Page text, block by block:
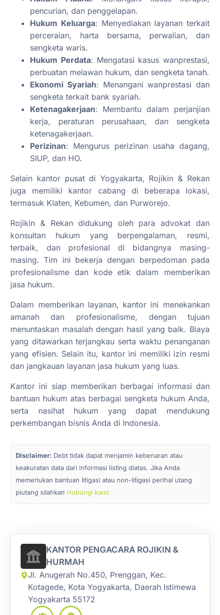
pencurian, dan penggelapan.
Hukum Keluarga: Menyediakan layanan terkait
perceraian, harta bersama, perwalian, dan
sengketa waris.
Hukum Perdata: Mengatasi kasus wanprestasi,
perbuatan melawan hukum, dan sengketa tanah.
Ekonomi Syariah: Menangani wanprestasi dan
sengketa terkait bank syariah.
Ketenagakerjaan: Membantu dalam perjanjian
kerja, peraturan perusahaan, dan sengketa
ketenagakerjaan.
Perizinan: Mengurus perizinan usaha dagang,
SIUP, dan HO.
Selain kantor pusat di Yogyakarta, Rojikin & Rekan
juga memiliki kantor cabang di beberapa lokasi,
termasuk Klaten, Kebumen, dan Purworejo.
Rojikin & Rekan didukung oleh para advokat dan
konsultan hukum yang berpengalaman, resmi,
terbaik, dan profesional di bidangnya masing-
masing. Tim ini bekerja dengan berpedoman pada
profesionalisme dan kode etik dalam memberikan
jasa hukum.
Dalam memberikan layanan, kantor ini menekankan
amanah dan profesionalisme, dengan tujuan
menuntaskan masalah dengan hasil yang baik. Biaya
yang ditawarkan terjangkau serta waktu penanganan
yang efisien. Selain itu, kantor ini memiliki izin resmi
dan jangkauan layanan jasa hukum yang luas.
Kantor ini siap memberikan berbagai informasi dan
bantuan hukum atas berbagai sengketa hukum Anda,
serta nasihat hukum yang dapat mendukung
perkembangan bisnis Anda di Indonesia.
Disclaimer: Debt tidak dapat menjamin kebenaran atau
keakuratan data dari informasi listing diatas. Jika Anda
memerlukan bantuan litigasi atau non-litigasi perihal utang
piutang silahkan Hubungi kami.
KANTOR PENGACARA ROJIKIN &
HURMAH
Jl. Anugerah No.450, Prenggan, Kec.
Kotagede, Kota Yogyakarta, Daerah Istimewa
Yogyakarta 55172